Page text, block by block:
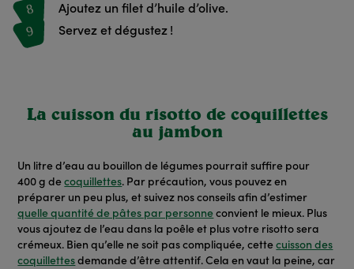
8 Ajoutez un filet d’huile d’olive.
9 Servez et dégustez !
La cuisson du risotto de coquillettes
au jambon
Un litre d’eau au bouillon de légumes pourrait suffire pour
400 g decoquillettes. Par précaution, vous pouvez en
préparer un peu plus, et suivez nos conseils afin d’estimer
quelle quantité de pâtes par personne convient le mieux. Plus
vous ajoutez de l’eau dans la poêle et plus votre risotto sera
crémeux. Bien qu’elle ne soit pas compliquée, cettecuisson des
coquillettes demande d’être attentif. Cela en vaut la peine, car